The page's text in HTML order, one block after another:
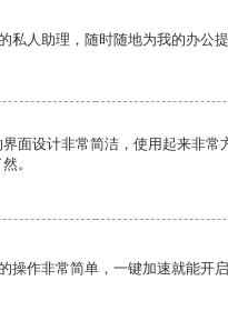
私人助理，随时随地为我的办公提
面设计非常简洁，使用起来非常
。
操作非常简单，一键加速就能开启